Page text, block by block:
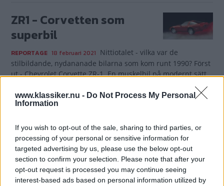
www.klassiker.nu - Do Not Process My Personal
Information
If you wish to opt-out of the sale, sharing to third parties, or
processing of your personal or sensitive information for
targeted advertising by us, please use the below opt-out
section to confirm your selection. Please note that after your
opt-out request is processed you may continue seeing
interest-based ads based on personal information utilized by
ZR1 - Corvetten som
superbil
REPORTAGE 18 februari 2021 Nittiotalet - vilka var de
stilbildande, nydananade bilarna som kom runt 1990? Först
ut - Chevrolet Corvette ZR-1. En muskelbil på modernt sätt.
Gasa (5)
Amazon säljs snabbast!
REPORTAGE 26 april 2019
Den veteranbil
som säljs snabbast på Blocket är Volvo
Amazon, men även Chevrolet Corvette och Saab 96 är heta.
Här är Blockets tio i topp-lista över snabbsäljande klassiker!